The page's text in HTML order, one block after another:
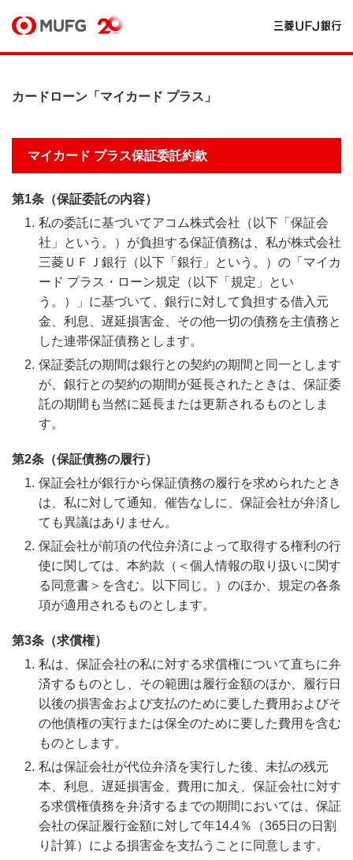
カードローン「マイカード プラス」
マイカード プラス保証委託約款
第1条（保証委託の内容）
私の委託に基づいてアコム株式会社（以下「保証会
社」という。）が負担する保証債務は、私が株式会社
三菱ＵＦＪ銀行（以下「銀行」という。）の「マイカ
ード プラス・ローン規定（以下「規定」とい
う。）」に基づいて、銀行に対して負担する借入元
金、利息、遅延損害金、その他一切の債務を主債務と
した連帯保証債務とします。
保証委託の期間は銀行との契約の期間と同一とします
が、銀行との契約の期間が延長されたときは、保証委
託の期間も当然に延長または更新されるものとしま
す。
第2条（保証債務の履行）
保証会社が銀行から保証債務の履行を求められたとき
は、私に対して通知、催告なしに、保証会社が弁済し
ても異議はありません。
保証会社が前項の代位弁済によって取得する権利の行
使に関しては、本約款（＜個人情報の取り扱いに関す
る同意書＞を含む。以下同じ。）のほか、規定の各条
項が適用されるものとします。
第3条（求償権）
私は、保証会社の私に対する求償権について直ちに弁
済するものとし、その範囲は履行金額のほか、履行日
以後の損害金および支払のために要した費用およびそ
の他債権の実行または保全のために要した費用を含む
ものとします。
私は保証会社が代位弁済を実行した後、未払の残元
本、利息、遅延損害金、費用に加え、保証会社に対す
る求償権債務を弁済するまでの期間においては、保証
会社の保証履行金額に対して年14.4％（365日の日割
り計算）による損害金を支払うことに同意します。